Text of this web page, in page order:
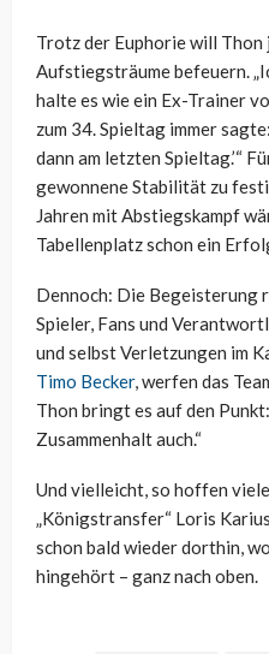
Trotz der Euphorie will Thon
Aufstiegsträume befeuern.
halte es wie ein Ex-Trainer
zum 34. Spieltag immer
dann am letzten Spieltag.’“
gewonnene Stabilität zu
Jahren mit Abstiegskampf
Tabellenplatz schon ein
Dennoch: Die Begeisterung
Spieler, Fans und
und selbst Verletzungen im
Timo Becker, werfen das
Thon bringt es auf den
Zusammenhalt auch.“
Und vielleicht, so hoffen
„Königstransfer“ Loris
schon bald wieder dorthin,
hingehört – ganz nach oben.